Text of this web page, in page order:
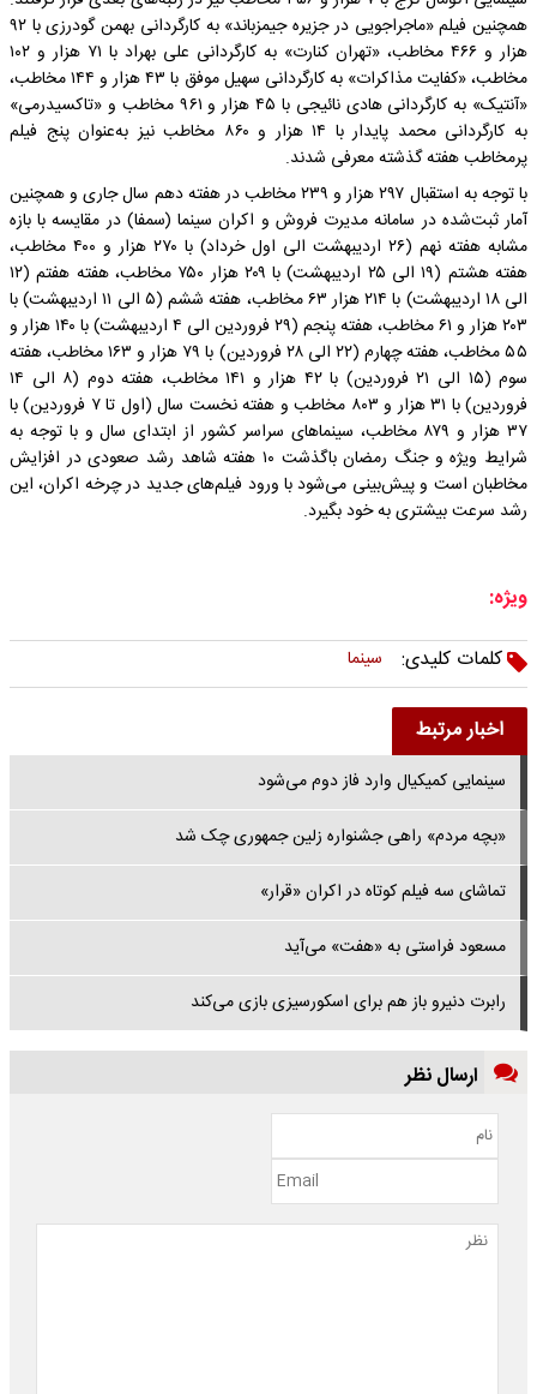
همچنین فیلم «ماجراجویی در جزیره جیمزباند» به کارگردانی بهمن گودرزی با ۹۲
هزار و ۴۶۶ مخاطب، «تهران کنارت» به کارگردانی علی بهراد با ۷۱ هزار و ۱۰۲
مخاطب، «کفایت مذاکرات» به کارگردانی سهیل موفق با ۴۳ هزار و ۱۴۴ مخاطب،
«آنتیک» به کارگردانی هادی نائیجی با ۴۵ هزار و ۹۶۱ مخاطب و «تاکسیدرمی»
به کارگردانی محمد پایدار با ۱۴ هزار و ۸۶۰ مخاطب نیز به‌عنوان پنج فیلم
پرمخاطب هفته گذشته معرفی شدند.
با توجه به استقبال ۲۹۷ هزار و ۲۳۹ مخاطب در هفته دهم سال جاری و همچنین
آمار ثبت‌شده در سامانه مدیرت فروش و اکران سینما (سمفا) در مقایسه با بازه
مشابه هفته نهم (۲۶ اردیبهشت الی اول خرداد) با ۲۷۰ هزار و ۴۰۰ مخاطب،
هفته هشتم (۱۹ الی ۲۵ اردیبهشت) با ۲۰۹ هزار ۷۵۰ مخاطب، هفته هفتم (۱۲
الی ۱۸ اردیبهشت) با ۲۱۴ هزار ۶۳ مخاطب، هفته ششم (۵ الی ۱۱ اردیبهشت) با
۲۰۳ هزار و ۶۱ مخاطب، هفته پنجم (۲۹ فروردین الی ۴ اردیبهشت) با ۱۴۰ هزار و
۵۵ مخاطب، هفته چهارم (۲۲ الی ۲۸ فروردین) با ۷۹ هزار و ۱۶۳ مخاطب، هفته
سوم (۱۵ الی ۲۱ فروردین) با ۴۲ هزار و ۱۴۱ مخاطب، هفته دوم (۸ الی ۱۴
فروردین) با ۳۱ هزار و ۸۰۳ مخاطب و هفته نخست سال (اول تا ۷ فروردین) با
۳۷ هزار و ۸۷۹ مخاطب، سینماهای سراسر کشور از ابتدای سال و با توجه به
شرایط ویژه و جنگ رمضان باگذشت ۱۰ هفته شاهد رشد صعودی در افزایش
مخاطبان است و پیش‌بینی می‌شود با ورود فیلم‌های جدید در چرخه اکران، این
رشد سرعت بیشتری به خود بگیرد.
ویژه:
کلمات کلیدی:
سینما
اخبار مرتبط
سینمایی کمیکیال وارد فاز دوم می‌شود
«بچه مردم» راهی جشنواره زلین جمهوری چک شد
تماشای سه فیلم کوتاه در اکران «قرار»
مسعود فراستی به «هفت» می‌آید
رابرت دنیرو باز هم برای اسکورسیزی بازی می‌کند
ارسال نظر